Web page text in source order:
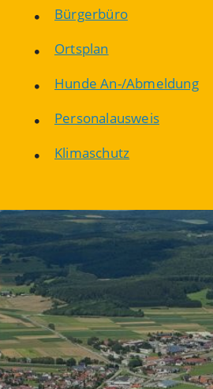
Bürgerbüro
Ortsplan
Hunde An-/Abmeldung
Personalausweis
Klimaschutz